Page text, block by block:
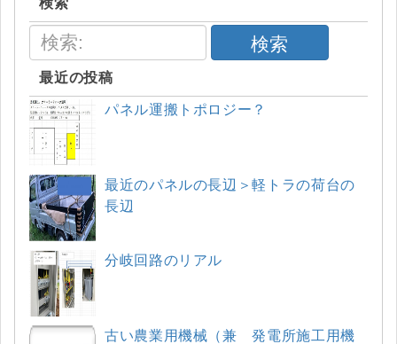
検索
検索
最近の投稿
パネル運搬トポロジー？
最近のパネルの長辺＞軽トラの荷台の
長辺
分岐回路のリアル
古い農業用機械（兼 発電所施工用機